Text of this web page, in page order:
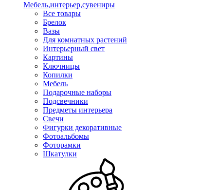
Мебель,интерьер,сувениры
Все товары
Брелок
Вазы
Для комнатных растений
Интерьерный свет
Картины
Ключницы
Копилки
Мебель
Подарочные наборы
Подсвечники
Предметы интерьера
Свечи
Фигурки декоративные
Фотоальбомы
Фоторамки
Шкатулки